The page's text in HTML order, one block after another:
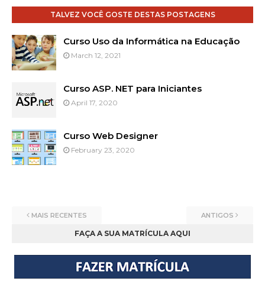
TALVEZ VOCÊ GOSTE DESTAS POSTAGENS
Curso Uso da Informática na Educação
March 12, 2021
Curso ASP. NET para Iniciantes
April 17, 2020
Curso Web Designer
February 23, 2020
MAIS RECENTES ANTIGOS
FAÇA A SUA MATRÍCULA AQUI